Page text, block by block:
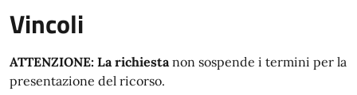
Vincoli
ATTENZIONE: La richiestanon sospende i termini per la
presentazione del ricorso.